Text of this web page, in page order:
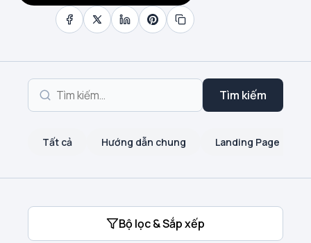
Tìm kiếm
Tất cả Hướng dẫn chung Landing Page
Bộ lọc & Sắp xếp